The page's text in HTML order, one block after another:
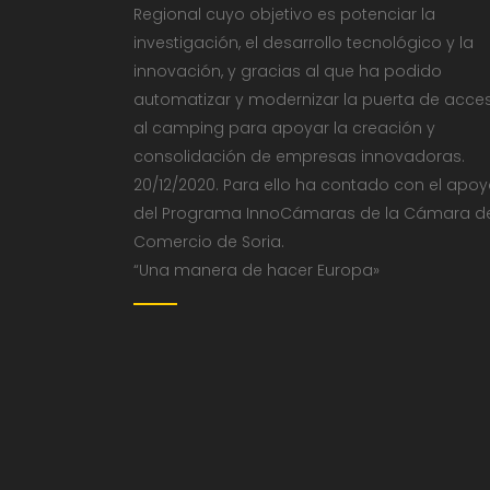
Regional cuyo objetivo es potenciar la
investigación, el desarrollo tecnológico y la
innovación, y gracias al que ha podido
automatizar y modernizar la puerta de
al camping para apoyar la creación y
consolidación de empresas innovadoras.
20/12/2020. Para ello ha contado con el
del Programa InnoCámaras de la Cámara
Comercio de Soria.
“Una manera de hacer Europa»